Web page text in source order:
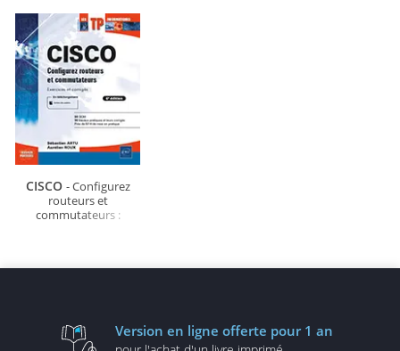
CISCO - Configurez
routeurs et
commutateurs :
Version en ligne offerte pour 1 an